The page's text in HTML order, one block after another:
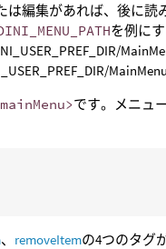
編集があれば、後に
を例に
です。メニュ
、 removeItemの4つのタグ